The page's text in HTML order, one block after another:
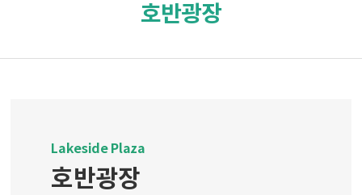
호반광장
Lakeside Plaza
호반광장